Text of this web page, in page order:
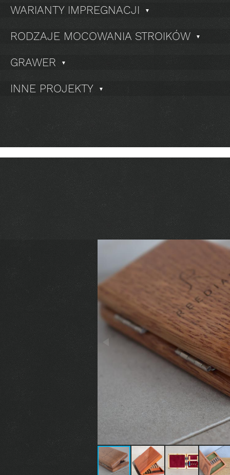
WARIANTY IMPREGNACJI ▼
RODZAJE MOCOWANIA STROIKÓW ▼
GRAWER ▼
INNE PROJEKTY ▼